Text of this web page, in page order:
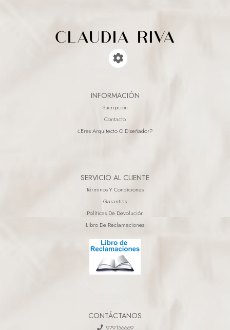
INFORMACIÓN
Sucripción
Contacto
¿eres Arquitecto O Diseñador?
SERVICIO AL CLIENTE
Términos Y Condiciones
Garantias
Políticas De Devolución
Libro De Reclamaciones
CONTÁCTANOS
979156669